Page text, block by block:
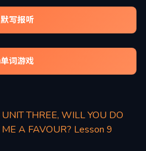
默写报听
单词游戏
UNIT THREE, WILL YOU DO
ME A FAVOUR? Lesson 9